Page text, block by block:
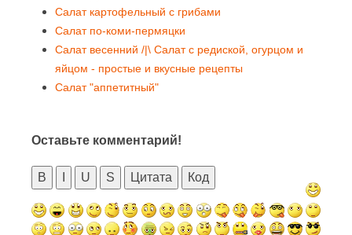
Салат картофельный с грибами
Салат по-коми-пермяцки
Салат весенний /|\ Салат с редиской, огурцом и
яйцом - простые и вкусные рецепты
Салат "аппетитный"
Оставьте комментарий!
B U S Цитата Код